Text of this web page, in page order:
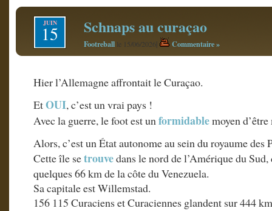
JUIN
15 Schnaps au curaçao
Footreball le 15/06/2026| Commentaire »
Hier l’Allemagne affrontait le Curaçao.
EtOUI, c’est un vrai pays !
Avec la guerre, le foot est unformidablemoyen
Alors, c’est un État autonome au sein du royaume des
Cette île setrouvedans le nord de l’Amérique du
quelques 66 km de la côte du Venezuela.
Sa capitale est Willemstad.
156 115 Curaciens et Curaciennes glandent sur 444